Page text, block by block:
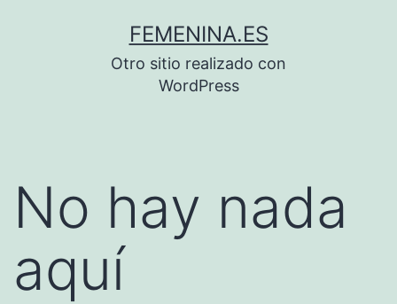
FEMENINA.ES
Otro sitio realizado con
WordPress
No hay nada
aquí